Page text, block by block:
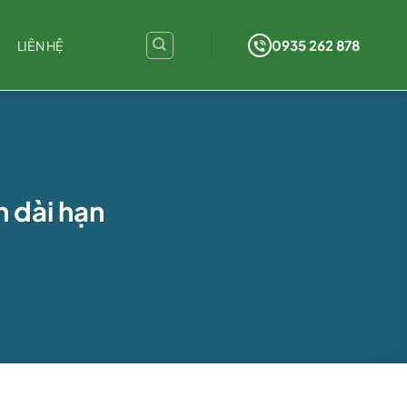
LIÊN HỆ 0935 262 878
dài hạn